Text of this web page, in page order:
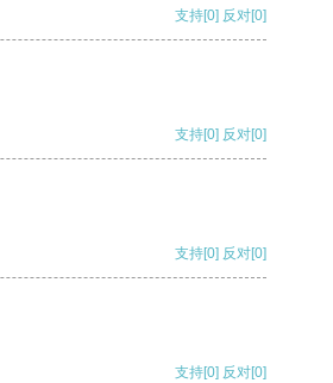
支持[0] 反对[0]
支持[0] 反对[0]
支持[0] 反对[0]
支持[0] 反对[0]